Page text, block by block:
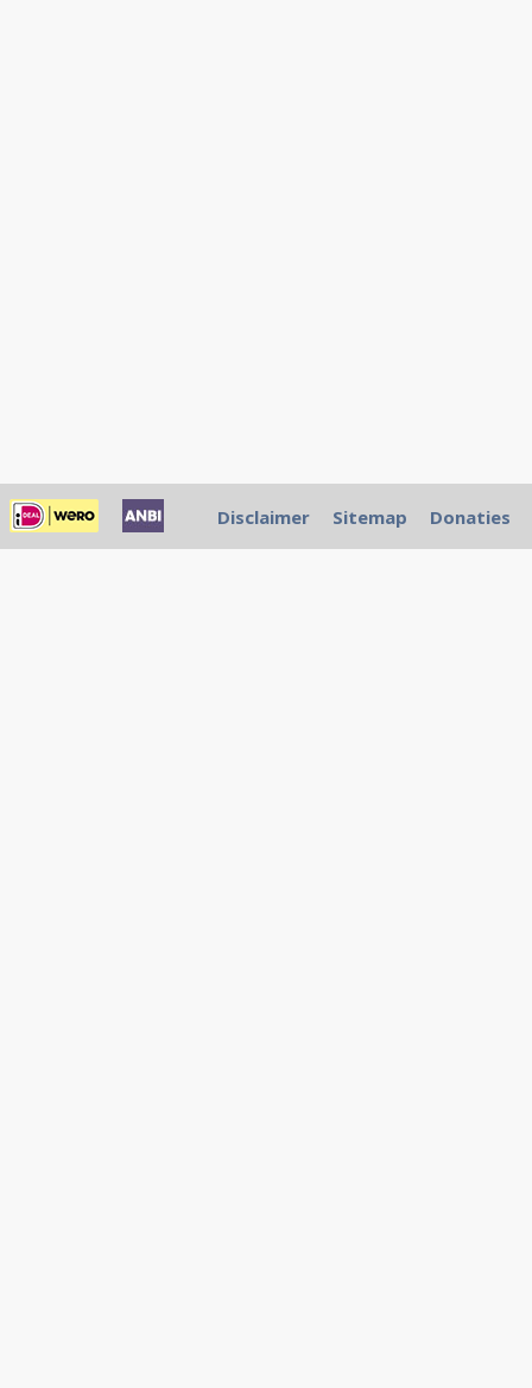
Disclaimer Sitemap Donaties